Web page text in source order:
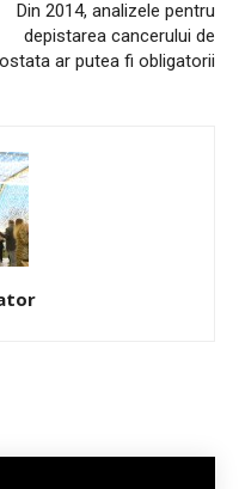
Din 2014, analizele pentru
depistarea cancerului de
ar putea fi obligatorii